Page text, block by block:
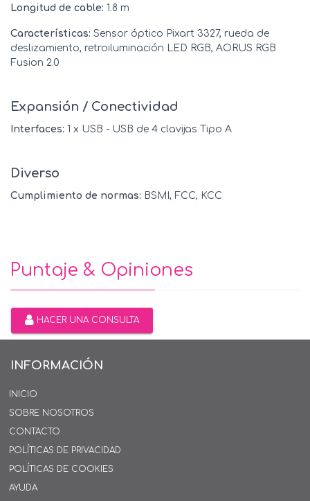
Longitud de cable: 1.8 m
Características: Sensor óptico Pixart 3327, rueda de
deslizamiento, retroiluminación LED RGB, AORUS RGB
Fusion 2.0
Expansión / Conectividad
Interfaces: 1 x USB - USB de 4 clavijas Tipo A
Diverso
Cumplimiento de normas: BSMI, FCC, KCC
Puntaje & Opiniones
HACER UNA CONSULTA
INFORMACIÓN
INICIO
SOBRE NOSOTROS
CONTACTO
POLÍTICAS DE PRIVACIDAD
POLÍTICAS DE COOKIES
AYUDA